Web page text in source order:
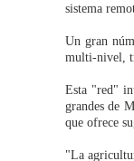
sistema
Un gran
multi-nivel,
Esta "red"
grandes de
que ofrece
"La